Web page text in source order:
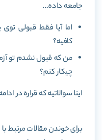
جامعه داده…
اما آیا فقط قبولی
کافیه؟
من که قبول نشدم تو
چیکار کنم؟
اینا سوالاتیه که قراره در
برای خوندن مقالات مرتبط